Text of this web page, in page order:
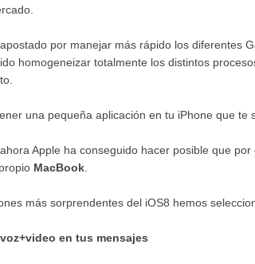
por manejar más rápido los diferentes
homogeneizar totalmente los distintos
una pequeña aplicación en tu iPhone que te
Apple ha conseguido hacer posible que
MacBook
más sorprendentes del iOS8 hemos
en tus mensajes